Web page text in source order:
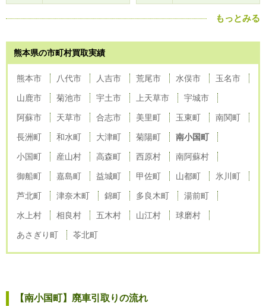
もっとみる
熊本県の市町村買取実績
熊本市 八代市 人吉市 荒尾市 水俣市 玉名市
山鹿市 菊池市 宇土市 上天草市 宇城市
阿蘇市 天草市 合志市 美里町 玉東町 南関町
長洲町 和水町 大津町 菊陽町 南小国町
小国町 産山村 高森町 西原村 南阿蘇村
御船町 嘉島町 益城町 甲佐町 山都町 氷川町
芦北町 津奈木町 錦町 多良木町 湯前町
水上村 相良村 五木村 山江村 球磨村
あさぎり町 苓北町
【南小国町】廃車引取りの流れ